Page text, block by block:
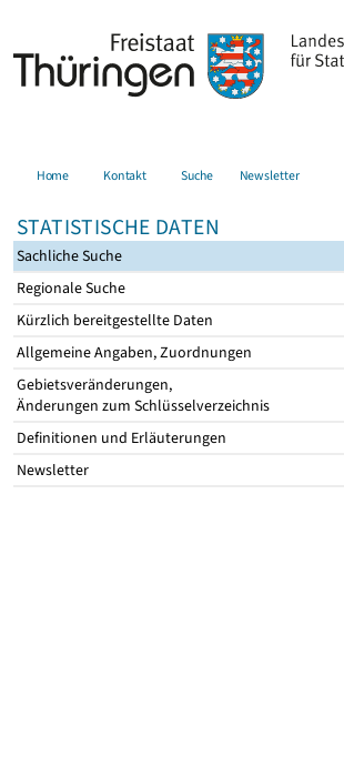
Home Kontakt Suche Newsletter
STATISTISCHE DATEN
Sachliche Suche
Regionale Suche
Kürzlich bereitgestellte Daten
Allgemeine Angaben, Zuordnungen
Gebietsveränderungen,
Änderungen zum Schlüsselverzeichnis
Definitionen und Erläuterungen
Newsletter